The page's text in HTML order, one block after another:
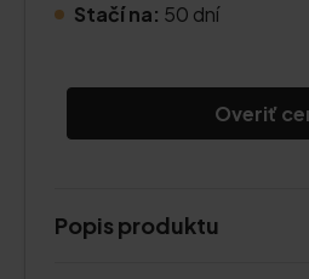
Stačí na: 50 dní
Overiť
Popis produktu